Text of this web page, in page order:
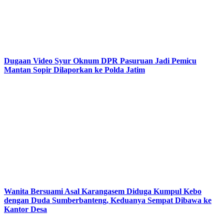
Dugaan Video Syur Oknum DPR Pasuruan Jadi Pemicu
Mantan Sopir Dilaporkan ke Polda Jatim
Wanita Bersuami Asal Karangasem Diduga Kumpul Kebo
dengan Duda Sumberbanteng, Keduanya Sempat Dibawa ke
Kantor Desa